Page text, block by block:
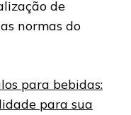
de
normas do
para bebidas:
para sua